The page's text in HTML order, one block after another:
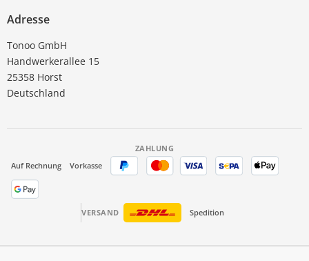
Adresse
Tonoo GmbH
Handwerkerallee 15
25358 Horst
Deutschland
ZAHLUNG
Auf Rechnung
Vorkasse
VERSAND Spedition